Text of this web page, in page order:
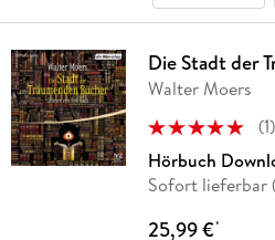
Die Stadt der
Walter Moers
(1)
Hörbuch
Sofort lieferbar
25,99 €*